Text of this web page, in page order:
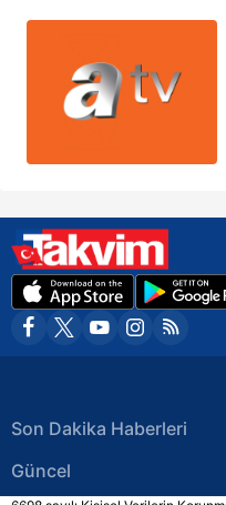
Son Dakika Haberleri
Güncel